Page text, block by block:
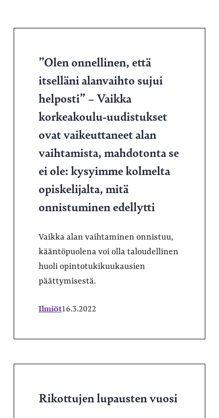
”Olen onnellinen, että
itselläni alanvaihto sujui
helposti” – Vaikka
korkeakoulu-uudistukset
ovat vaikeuttaneet alan
vaihtamista, mahdotonta se
ei ole: kysyimme kolmelta
opiskelijalta, mitä
onnistuminen edellytti
Vaikka alan vaihtaminen onnistuu,
kääntöpuolena voi olla taloudellinen
huoli opintotukikuukausien
päättymisestä.
Ilmiöt16.3.2022
Rikottujen lupausten vuosi